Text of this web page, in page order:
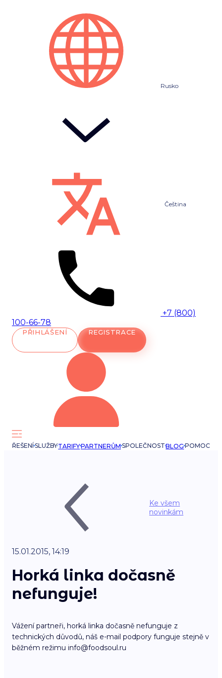
Rusko
Čeština
+7 (800)
100-66-78
PŘIHLÁŠENÍ REGISTRACE
ŘEŠENÍSLUŽBYTARIFYPARTNERŮMSPOLEČNOSTBLOGPOMOC
Ke všem
novinkám
15.01.2015, 14:19
Horká linka dočasně
nefunguje!
Vážení partneři, horká linka dočasně nefunguje z
technických důvodů, náš e-mail podpory funguje stejně v
běžném režimu info@foodsoul.ru